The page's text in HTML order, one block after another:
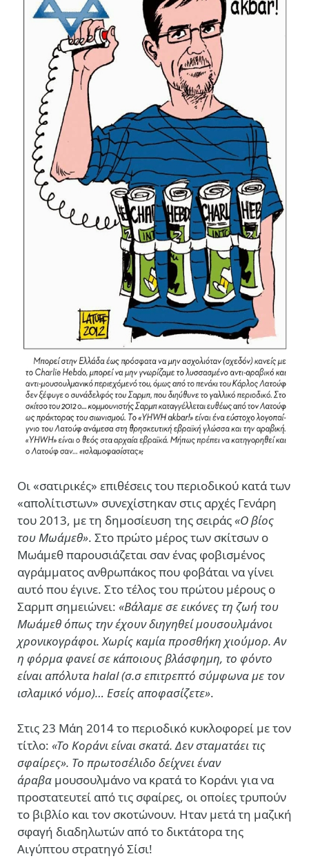
Οι «σατιρικές» επιθέσεις του περιοδικού κατά των
«απολίτιστων» συνεχίστηκαν στις αρχές Γενάρη
του 2013, με τη δημοσίευση της σειράς«Ο βίος
του Μωάμεθ». Στο πρώτο μέρος των σκίτσων ο
Μωάμεθ παρουσιάζεται σαν ένας φοβισμένος
αγράμματος ανθρωπάκος που φοβάται να γίνει
αυτό που έγινε. Στο τέλος του πρώτου μέρους ο
Σαρμπ σημειώνει: «Βάλαμε σε εικόνες τη ζωή του
Μωάμεθ όπως την έχουν διηγηθεί μουσουλμάνοι
χρονικογράφοι. Χωρίς καμία προσθήκη χιούμορ. Αν
η φόρμα φανεί σε κάποιους βλάσφημη, το φόντο
είναι απόλυτα halal (σ.σ επιτρεπτό σύμφωνα με τον
ισλαμικό νόμο)… Εσείς αποφασίζετε».
Στις 23 Μάη 2014 το περιοδικό κυκλοφορεί με τον
τίτλο: «Το Κοράνι είναι σκατά. Δεν σταματάει τις
σφαίρες». Το πρωτοσέλιδο δείχνει έναν
άραβα μουσουλμάνο να κρατά το Κοράνι για να
προστατευτεί από τις σφαίρες, οι οποίες τρυπούν
το βιβλίο και τον σκοτώνουν. Ηταν μετά τη μαζική
σφαγή διαδηλωτών από το δικτάτορα της
Αιγύπτου στρατηγό Σίσι!